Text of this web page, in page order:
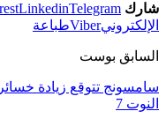
شارك LinkedinTelegram
الإلكترونيViberطباعة
السابق بوست
النوت 7